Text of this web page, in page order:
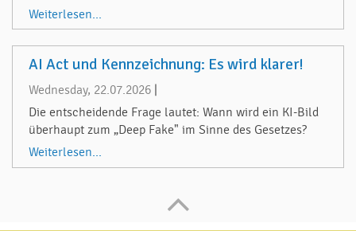
Weiterlesen...
AI Act und Kennzeichnung: Es wird klarer!
Wednesday, 22.07.2026
Die entscheidende Frage lautet: Wann wird ein KI-Bild
überhaupt zum „Deep Fake" im Sinne des Gesetzes?
Weiterlesen...